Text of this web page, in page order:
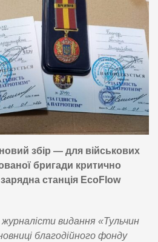
збір — для військових
бригади критично
станція EcoFlow
видання «Тульчин
благодійного фонду